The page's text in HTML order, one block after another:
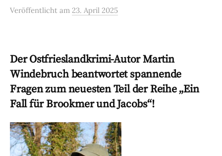
Veröffentlicht am 23. April 2025
Der Ostfrieslandkrimi-Autor Martin
Windebruch beantwortet spannende
Fragen zum neuesten Teil der Reihe „Ein
Fall für Brookmer und Jacobs“!